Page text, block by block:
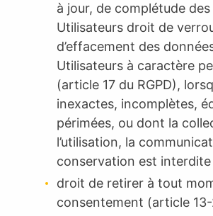
à jour, de complétude
Utilisateurs droit de
d’effacement des
Utilisateurs à caractère
(article 17 du RGPD),
inexactes, incomplètes,
périmées, ou dont la
l’utilisation, la
conservation est interdite
droit de retirer à tout
consentement (article 13-